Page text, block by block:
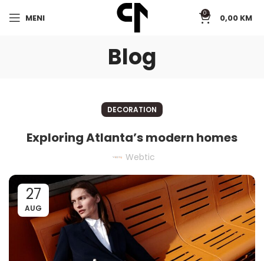
MENI 0 0,00 KM
Blog
DECORATION
Exploring Atlanta’s modern homes
Webtic
27
AUG